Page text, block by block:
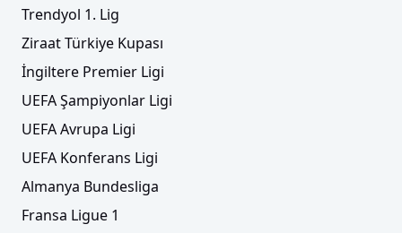
Trendyol 1. Lig
Ziraat Türkiye Kupası
İngiltere Premier Ligi
UEFA Şampiyonlar Ligi
UEFA Avrupa Ligi
UEFA Konferans Ligi
Almanya Bundesliga
Fransa Ligue 1